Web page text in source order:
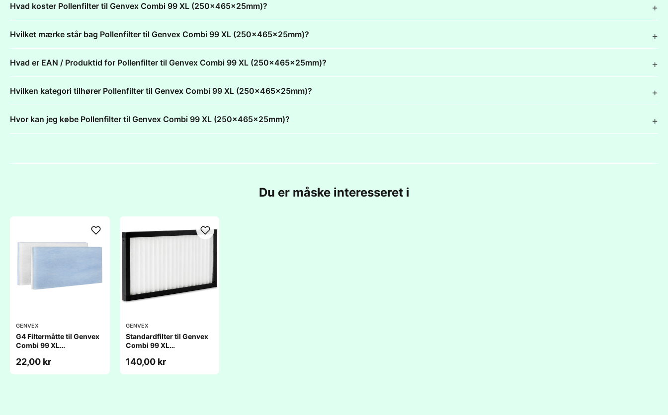
Hvad koster Pollenfilter til Genvex Combi 99 XL (250x465x25mm)?
Hvilket mærke står bag Pollenfilter til Genvex Combi 99 XL (250x465x25mm)?
Hvad er EAN / Produktid for Pollenfilter til Genvex Combi 99 XL (250x465x25mm)?
Hvilken kategori tilhører Pollenfilter til Genvex Combi 99 XL (250x465x25mm)?
Hvor kan jeg købe Pollenfilter til Genvex Combi 99 XL (250x465x25mm)?
Du er måske interesseret i
GENVEX
G4 Filtermåtte til Genvex
Combi 99 XL
22,00 kr
GENVEX
Standardfilter til Genvex
Combi 99 XL
140,00 kr